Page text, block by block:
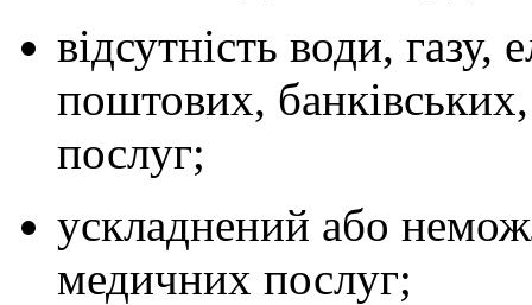
відсутність води, газу,
поштових,
послуг;
ускладнений або
медичних послуг;